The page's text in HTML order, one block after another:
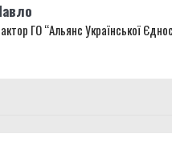
ГО “Альянс Української